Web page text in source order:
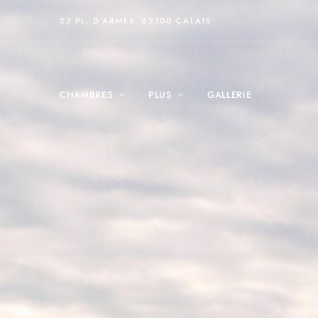
23 PL. D’ARMES, 62100 CALAIS
CHAMBRES PLUS GALLERIE